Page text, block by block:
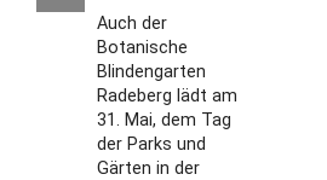
Auch der
Botanische
Blindengarten
Radeberg lädt am
31. Mai, dem Tag
der Parks und
Gärten in der